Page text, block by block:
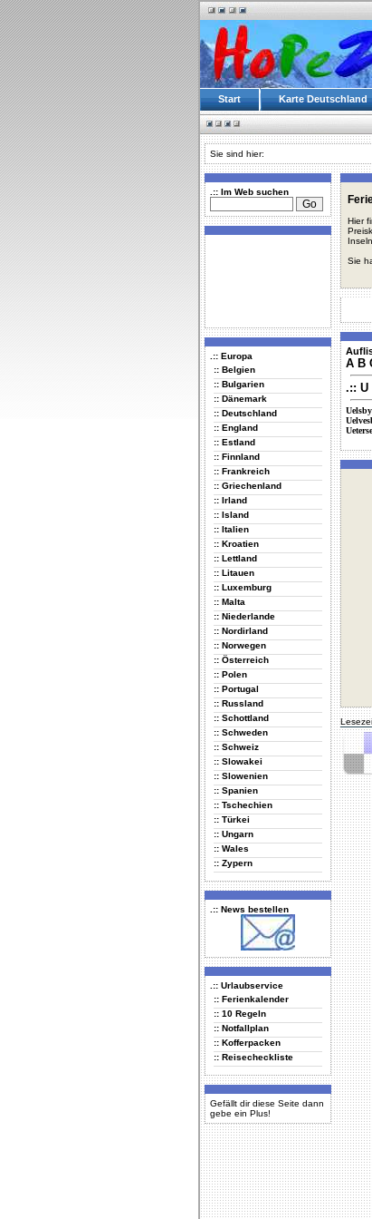
Start Karte Deutschland
Sie sind hier:
.:: Im Web suchen
.:: Europa
:: Belgien
:: Bulgarien
:: Dänemark
:: Deutschland
:: England
:: Estland
:: Finnland
:: Frankreich
:: Griechenland
:: Irland
:: Island
:: Italien
:: Kroatien
:: Lettland
:: Litauen
:: Luxemburg
:: Malta
:: Niederlande
:: Nordirland
:: Norwegen
:: Österreich
:: Polen
:: Portugal
:: Russland
:: Schottland
:: Schweden
:: Schweiz
:: Slowakei
:: Slowenien
:: Spanien
:: Tschechien
:: Türkei
:: Ungarn
:: Wales
:: Zypern
.:: News bestellen
.:: Urlaubservice
:: Ferienkalender
:: 10 Regeln
:: Notfallplan
:: Kofferpacken
:: Reisecheckliste
Gefällt dir diese Seite dann
gebe ein Plus!
Hier
Sie
A B
.:: U